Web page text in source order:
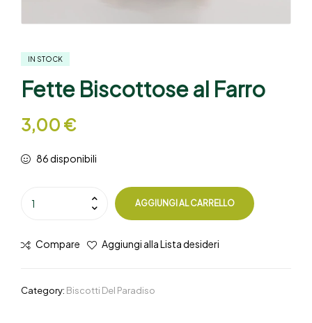
IN STOCK
Fette Biscottose al Farro
3,00 €
86 disponibili
AGGIUNGI AL CARRELLO
Compare Aggiungi alla Lista desideri
Category: Biscotti Del Paradiso